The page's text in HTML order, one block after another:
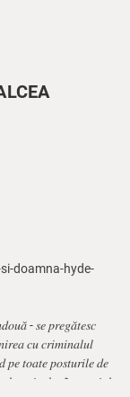
doamna-hyde-
- 𝑠𝑒 𝑝𝑟𝑒𝑔𝑎̆𝑡𝑒𝑠𝑐
𝑐𝑢 𝑐𝑟𝑖𝑚𝑖𝑛𝑎𝑙𝑢𝑙
𝑝𝑒 𝑡𝑜𝑎𝑡𝑒 𝑝𝑜𝑠𝑡𝑢𝑟𝑖𝑙𝑒 𝑑𝑒
𝑎𝑢 𝑖𝑛𝑐𝑙𝑢𝑠 𝑖̂𝑛 𝑚𝑒𝑛𝑖𝑢𝑙